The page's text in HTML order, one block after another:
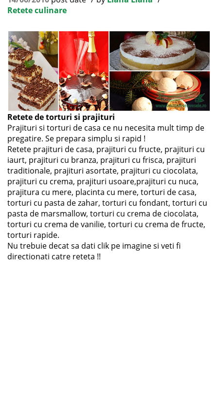
Retete culinare
Retete de torturi si prajituri
Prajituri si torturi de casa ce nu necesita mult timp de
pregatire. Se prepara simplu si rapid !
Retete prajituri de casa, prajituri cu fructe, prajituri cu
iaurt, prajituri cu branza, prajituri cu frisca, prajituri
traditionale, prajituri asortate, prajituri cu ciocolata,
prajituri cu crema, prajituri usoare,prajituri cu nuca,
prajitura cu mere, placinta cu mere, torturi de casa,
torturi cu pasta de zahar, torturi cu fondant, torturi cu
pasta de marsmallow, torturi cu crema de ciocolata,
torturi cu crema de vanilie, torturi cu crema de fructe,
torturi rapide.
Nu trebuie decat sa dati clik pe imagine si veti fi
directionati catre reteta !!